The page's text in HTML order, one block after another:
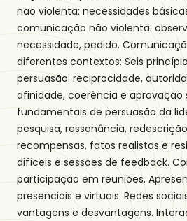
não violenta: necessidades
comunicação não violenta:
necessidade, pedido.
diferentes contextos: Seis
persuasão: reciprocidade,
afinidade, coerência e aprovação
fundamentais de persuasão da
pesquisa, ressonância,
recompensas, fatos realistas e
difíceis e sessões de feedback.
participação em reuniões.
presenciais e virtuais. Redes
vantagens e desvantagens.